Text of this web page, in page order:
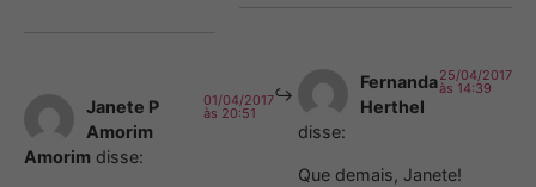
Janete P
Amorim
Amorim disse:
01/04/2017
às 20:51
Fernanda
Herthel
disse:
25/04/2017
às 14:39
Que demais, Janete!